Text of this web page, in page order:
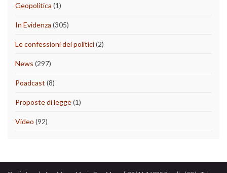
Geopolitica (1)
In Evidenza (305)
Le confessioni dei politici(2)
News (297)
Poadcast (8)
Proposte di legge(1)
Video (92)